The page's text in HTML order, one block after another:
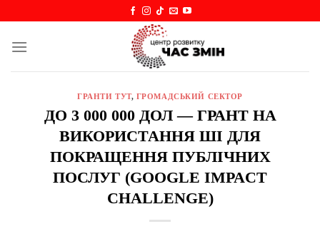
content
ГРАНТИ ТУТ, ГРОМАДСЬКИЙ СЕКТОР
ДО 3 000 000 ДОЛ — ГРАНТ НА
ВИКОРИСТАННЯ ШІ ДЛЯ
ПОКРАЩЕННЯ ПУБЛІЧНИХ
ПОСЛУГ (GOOGLE IMPACT
CHALLENGE)